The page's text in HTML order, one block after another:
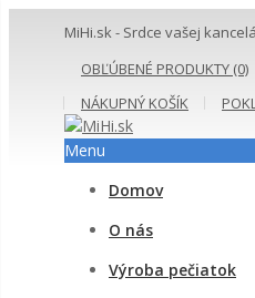
MiHi.sk - Srdce vašej
OBĽÚBENÉ PRODUKTY (0)
NÁKUPNÝ KOŠÍK
Menu
Domov
O nás
Výroba pečiatok